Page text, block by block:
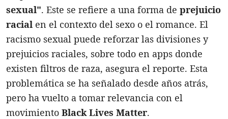
sexual". Este se refiere a una forma de prejuicio
racial en el contexto del sexo o el romance. El
racismo sexual puede reforzar las divisiones y
prejuicios raciales, sobre todo en apps donde
existen filtros de raza, asegura el reporte. Esta
problemática se ha señalado desde años atrás,
pero ha vuelto a tomar relevancia con el
movimiento Black Lives Matter.